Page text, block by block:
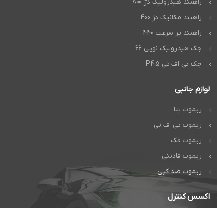
راهبند هیدرولیک دژ 800
راهبند مکانیک دژ 400
راهبند پر سرعت 440
جک هیدرولیک نوپی 66
جک بی اف تی P4.5
لوازم جانبی
ریموت بتا
ریموت بی اف تی
ریموت فک
ریموت فادینی
ریموت ضد کپی
اکسس کنترل